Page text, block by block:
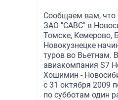
Сообщаем вам, что
ЗАО "САВС" в
Томске, Кемерово,
Новокузнецке
туров во Вьетнам.
авиакомпания S7
Хошимин -
с 31 октября 2009
по субботам один